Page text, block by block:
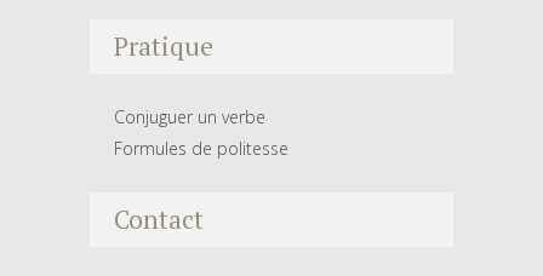
Pratique
Conjuguer un verbe
Formules de politesse
Contact